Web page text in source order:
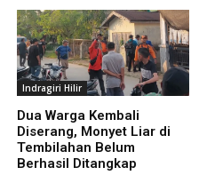
Indragiri Hilir
Dua Warga Kembali
Diserang, Monyet Liar di
Tembilahan Belum
Berhasil Ditangkap